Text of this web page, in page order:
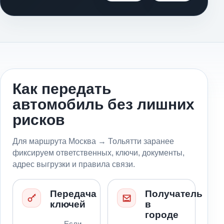
Как передать
автомобиль без лишних
рисков
Для маршрута Москва → Тольятти заранее
фиксируем ответственных, ключи, документы,
адрес выгрузки и правила связи.
Передача
ключей
Получатель
в
городе